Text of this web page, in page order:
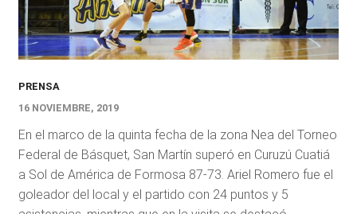
PRENSA
16 NOVIEMBRE, 2019
En el marco de la quinta fecha de la zona Nea del Torneo
Federal de Básquet, San Martín superó en Curuzú Cuatiá
a Sol de América de Formosa 87-73. Ariel Romero fue el
goleador del local y el partido con 24 puntos y 5